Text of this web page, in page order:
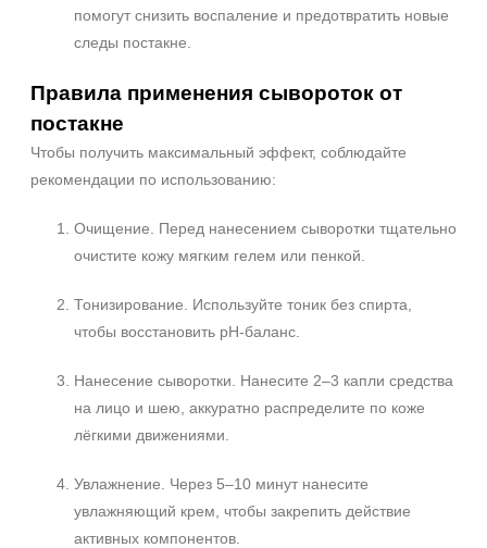
помогут снизить воспаление и предотвратить новые
следы постакне.
Правила применения сывороток от
постакне
Чтобы получить максимальный эффект, соблюдайте
рекомендации по использованию:
Очищение. Перед нанесением сыворотки тщательно
очистите кожу мягким гелем или пенкой.
Тонизирование. Используйте тоник без спирта,
чтобы восстановить pH-баланс.
Нанесение сыворотки. Нанесите 2–3 капли средства
на лицо и шею, аккуратно распределите по коже
лёгкими движениями.
Увлажнение. Через 5–10 минут нанесите
увлажняющий крем, чтобы закрепить действие
активных компонентов.
+7 (929) 933-09-89